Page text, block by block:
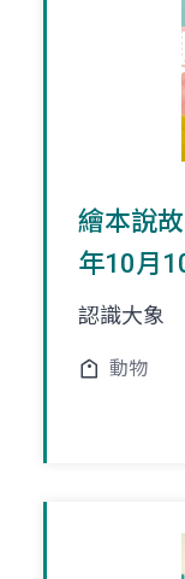
繪本說
年10月
認識大象
動物